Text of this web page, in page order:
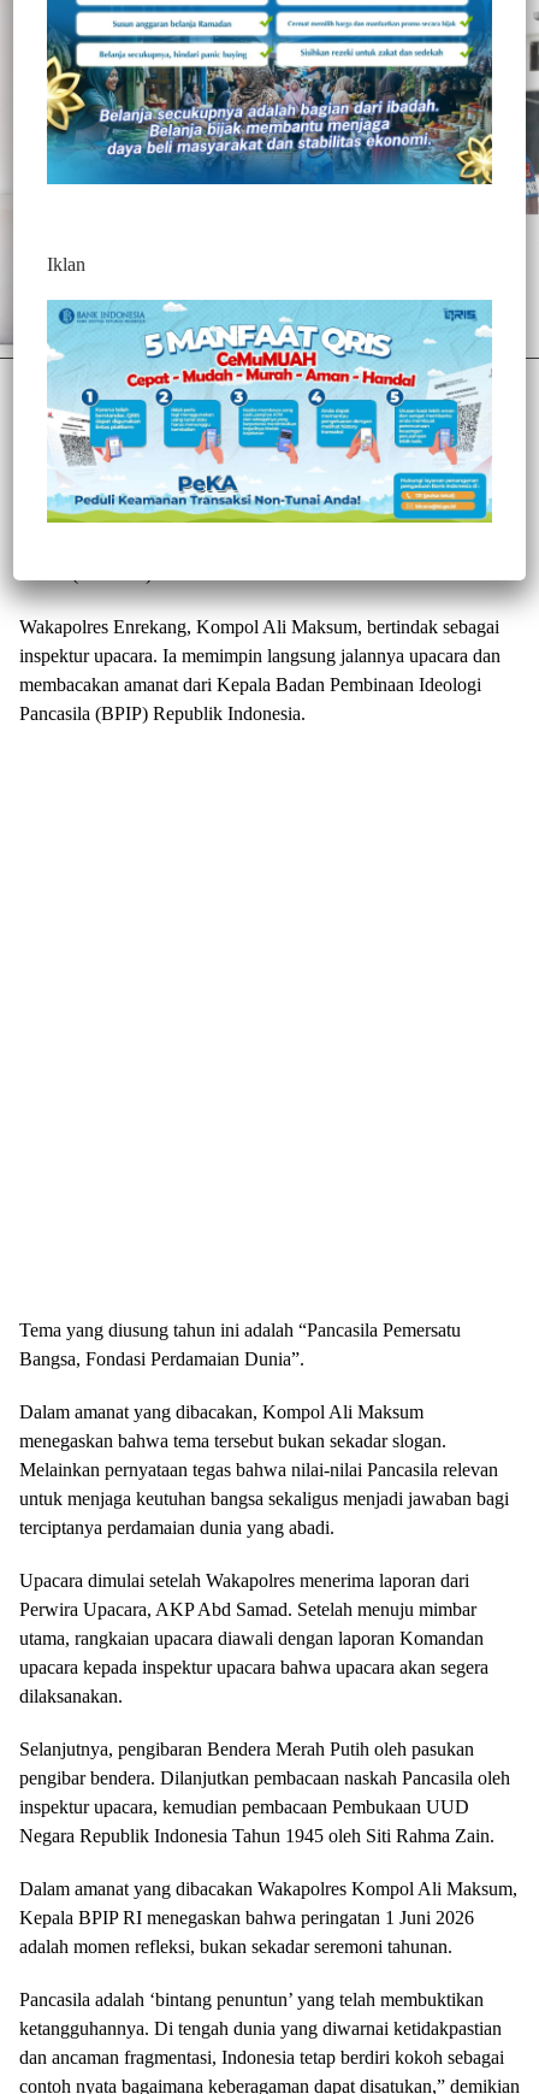
Enrekang, Jurnaltivi.com –
Upacara peringatan Hari Lahir
Pancasila tingkat Kabupaten Enrekang, Sulawesi Selatan tahun
Wakapolres Enrekang, Kompol Ali Maksum, bertindak sebagai
inspektur upacara. Ia memimpin langsung jalannya upacara dan
membacakan amanat dari Kepala Badan Pembinaan Ideologi
Pancasila (BPIP) Republik Indonesia.
Tema yang diusung tahun ini adalah “Pancasila Pemersatu
Bangsa, Fondasi Perdamaian Dunia”.
Dalam amanat yang dibacakan, Kompol Ali Maksum
menegaskan bahwa tema tersebut bukan sekadar slogan.
Melainkan pernyataan tegas bahwa nilai-nilai Pancasila relevan
untuk menjaga keutuhan bangsa sekaligus menjadi jawaban bagi
terciptanya perdamaian dunia yang abadi.
Upacara dimulai setelah Wakapolres menerima laporan dari
Perwira Upacara, AKP Abd Samad. Setelah menuju mimbar
utama, rangkaian upacara diawali dengan laporan Komandan
upacara kepada inspektur upacara bahwa upacara akan segera
dilaksanakan.
Selanjutnya, pengibaran Bendera Merah Putih oleh pasukan
pengibar bendera. Dilanjutkan pembacaan naskah Pancasila oleh
inspektur upacara, kemudian pembacaan Pembukaan UUD
Negara Republik Indonesia Tahun 1945 oleh Siti Rahma Zain.
Dalam amanat yang dibacakan Wakapolres Kompol Ali Maksum,
Kepala BPIP RI menegaskan bahwa peringatan 1 Juni 2026
adalah momen refleksi, bukan sekadar seremoni tahunan.
Pancasila adalah ‘bintang penuntun’ yang telah membuktikan
ketangguhannya. Di tengah dunia yang diwarnai ketidakpastian
dan ancaman fragmentasi, Indonesia tetap berdiri kokoh sebagai
contoh nyata bagaimana keberagaman dapat disatukan,” demikian
Iklan